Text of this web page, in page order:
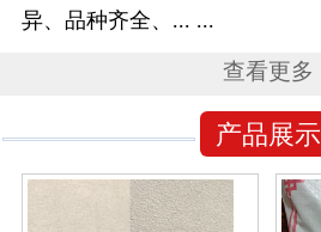
异、品种齐全、... ...
查看更多
产品展示